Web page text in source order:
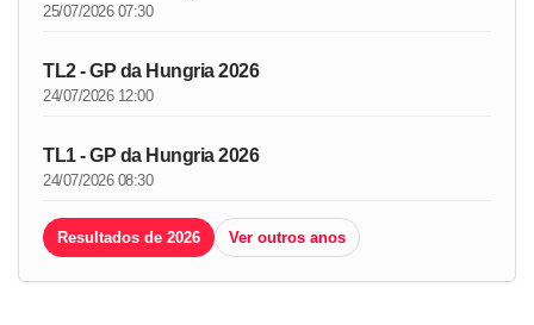
25/07/2026 07:30
TL2 - GP da Hungria 2026
24/07/2026 12:00
TL1 - GP da Hungria 2026
24/07/2026 08:30
Resultados de 2026 Ver outros anos